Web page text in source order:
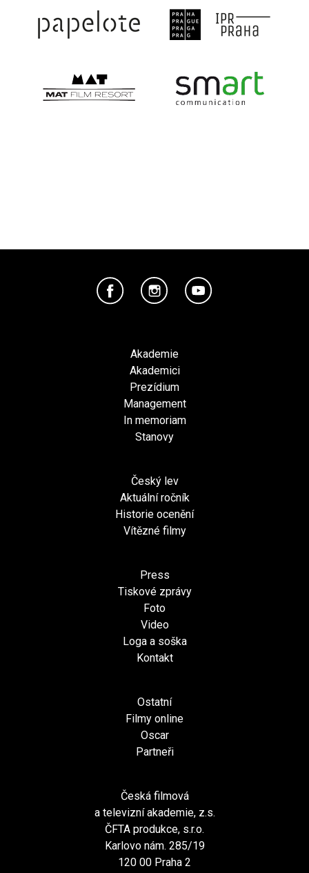
Akademie
Akademici
Prezídium
Management
In memoriam
Stanovy
Český lev
Aktuální ročník
Historie ocenění
Vítězné filmy
Press
Tiskové zprávy
Foto
Video
Loga a soška
Kontakt
Ostatní
Filmy online
Oscar
Partneři
Česká filmová
a televizní akademie, z.s.
ČFTA produkce, s.r.o.
Karlovo nám. 285/19
120 00 Praha 2